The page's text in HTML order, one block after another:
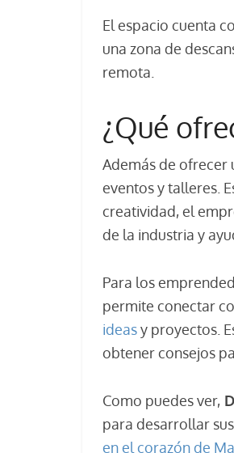
El espacio cuenta
una zona de
remota.
¿Qué
Además de ofrecer
eventos y talleres.
creatividad, el
de la industria y
Para los
permite conectar
ideasy proyectos.
obtener consejos
Como puedes ver,
para desarrollar
en el corazón de